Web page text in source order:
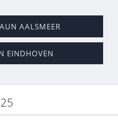
AALSMEER
EINDHOVEN